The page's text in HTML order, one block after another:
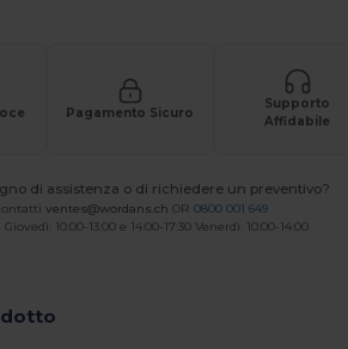
Pagamento Sicuro
Supporto
Affidabile
di assistenza o di richiedere un preventivo?
ventes@wordans.ch OR 0800 001 649
10:00-13:00 e 14:00-17:30 Venerdì: 10:00-14:00